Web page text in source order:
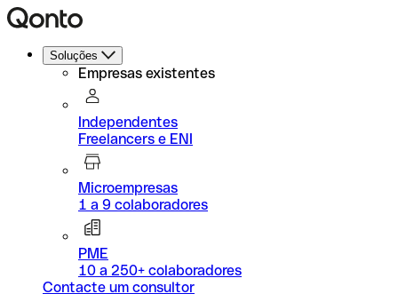
Soluções
Empresas existentes
Independentes
Freelancers e ENI
Microempresas
1 a 9 colaboradores
PME
10 a 250+ colaboradores
Contacte um consultor